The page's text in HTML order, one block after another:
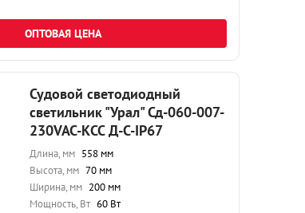
ОПТОВАЯ ЦЕНА
Судовой светодиодный
светильник "Урал" Сд-060-007-
230VAC-КСС Д-С-IP67
Длина, мм 558 мм
Высота, мм 70 мм
Ширина, мм 200 мм
Мощность, Вт 60 Вт